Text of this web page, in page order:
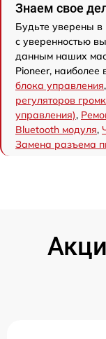
Знаем свое
Будьте уверены
с уверенностью
данным наших
Pioneer, наиболее
блока управления,
регуляторов
управления),
Bluetooth модуля,
Замена разъема